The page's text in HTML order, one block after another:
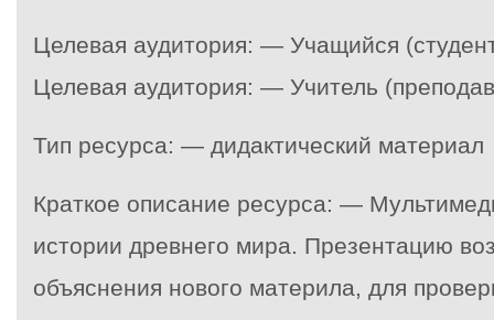
Целевая аудитория: — Учащийся
Целевая аудитория: — Учитель
Тип ресурса: — дидактический материал
Краткое описание ресурса: —
истории древнего мира. Презентацию
объяснения нового материла, для